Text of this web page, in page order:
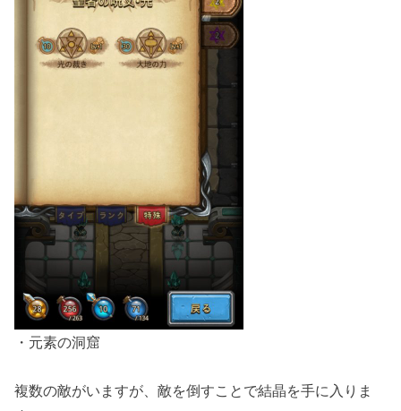
・元素の洞窟
複数の敵がいますが、敵を倒すことで結晶を手に入りま